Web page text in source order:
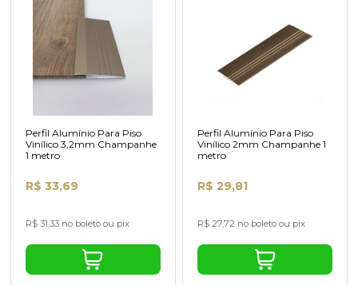
Perfil Alumínio Para Piso
Vinílico 3,2mm Champanhe
1 metro
R$ 33,69
R$ 31,33 no boleto ou pix
Perfil Alumínio Para Piso
Vinílico 2mm Champanhe 1
metro
R$ 29,81
R$ 27,72 no boleto ou pix